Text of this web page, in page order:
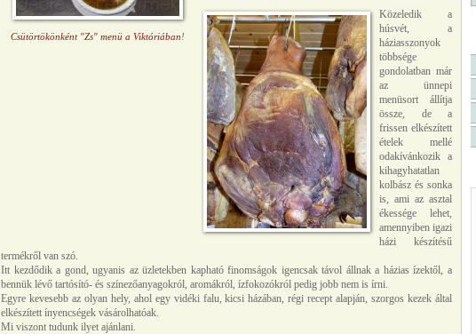
Csütörtökönként "Zs" menü a Viktóriában!
Közeledik a
húsvét, a
háziasszonyok
többsége
gondolatban már
az ünnepi
menüsort állítja
össze, de a
frissen elkészített
ételek mellé
odakívánkozik a
kihagyhatatlan
kolbász és sonka
is, ami az asztal
ékessége lehet,
amennyiben igazi
házi készítésű
termékről van szó.
Itt kezdődik a gond, ugyanis az üzletekben kapható finomságok igencsak távol állnak a házias ízektől, a
bennük lévő tartósító- és színezőanyagokról, aromákról, ízfokozókról pedig jobb nem is írni.
Egyre kevesebb az olyan hely, ahol egy vidéki falu, kicsi házában, régi recept alapján, szorgos kezek által
elkészített ínyencségek vásárolhatóak.
Mi viszont tudunk ilyet ajánlani.